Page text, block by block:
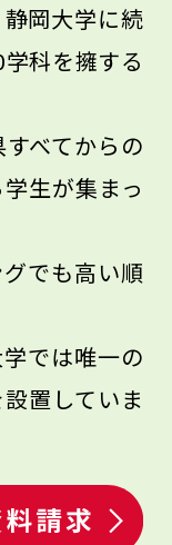
岡大学に続
科を擁する
べてからの
生が集まっ
でも高い順
では唯一の
置していま